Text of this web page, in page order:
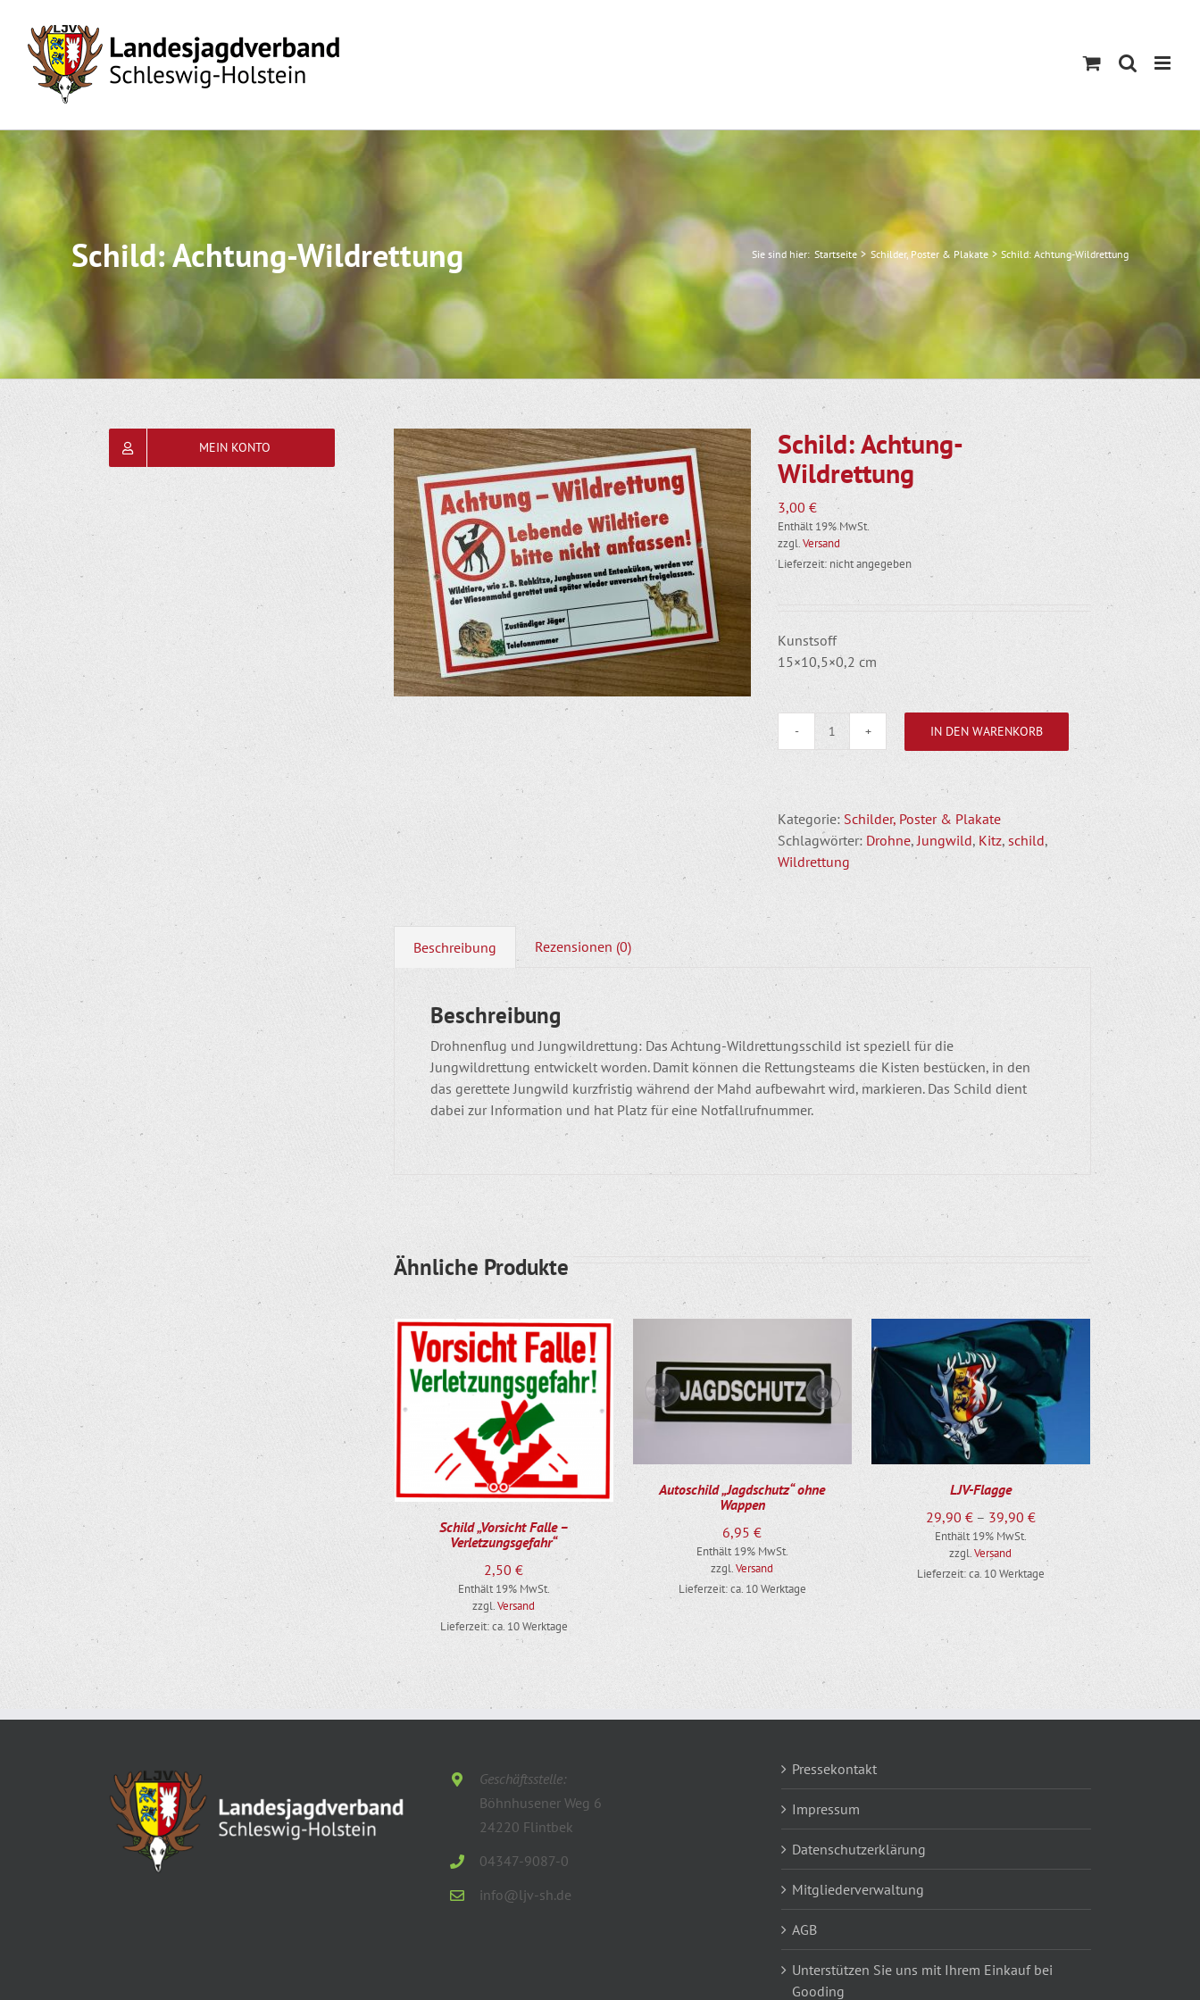
content
Schild: Achtung-Wildrettung Sie sind hier: Startseite Schilder, Poster & Plakate Schild: Achtung-Wildrettung
Schild: Achtung-
Wildrettung
3,00 €
Enthält 19% MwSt.
zzgl.Versand
Lieferzeit: nicht angegeben
Kunstsoff
15×10,5×0,2 cm
Schild:
Wildrettung
IN DEN WARENKORB
Kategorie: Schilder, Poster & Plakate
Schlagwörter: Drohne,Jungwild, Kitz, schild,
Wildrettung
Beschreibung Rezensionen (0)
Beschreibung
Drohnenflug und Jungwildrettung: Das Achtung-Wildrettungsschild ist speziell für die
Jungwildrettung entwickelt worden. Damit können die Rettungsteams die Kisten bestücken, in den
das gerettete Jungwild kurzfristig während der Mahd aufbewahrt wird, markieren. Das Schild dient
dabei zur Information und hat Platz für eine Notfallrufnummer.
Ähnliche Produkte
Schild „Vorsicht Falle –
Verletzungsgefahr“
2,50€
Enthält 19% MwSt.
zzgl.Versand
Lieferzeit: ca. 10 Werktage
Autoschild „Jagdschutz“ ohne
Wappen
6,95€
Enthält 19% MwSt.
zzgl.Versand
Lieferzeit: ca. 10 Werktage
LJV-Flagge
29,90 € – 39,90 €Preisspanne:
bis
39,90 €
Enthält 19% MwSt.
zzgl.Versand
Lieferzeit: ca. 10 Werktage
MEIN KONTO
Geschäftsstelle:
Böhnhusener Weg 6
24220 Flintbek
04347-9087-0
info@ljv-sh.de
Pressekontakt
Impressum
Datenschutzerklärung
Mitgliederverwaltung
AGB
Unterstützen Sie uns mit Ihrem Einkauf bei
Gooding